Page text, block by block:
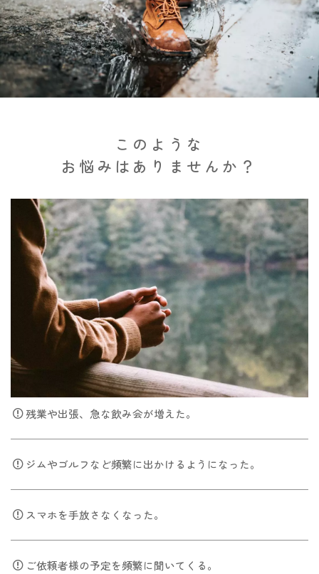
このような
お悩みは ありませんか？
残業や出張、急な飲み会が増えた。
ジムやゴルフなど頻繁に出かけるようになった。
スマホを手放さなくなった。
ご依頼者様の予定を頻繁に聞いてくる。